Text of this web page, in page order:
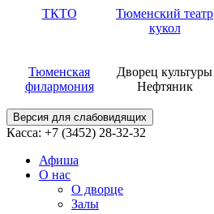
ТКТО
Тюменский театр
кукол
Тюменская
филармония
Дворец культуры
Нефтяник
Версия для слабовидящих
Касса: +7 (3452) 28-32-32
Афиша
О нас
О дворце
Залы